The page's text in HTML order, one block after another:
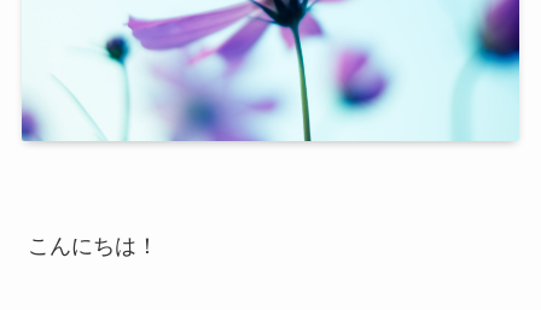
こんにちは！